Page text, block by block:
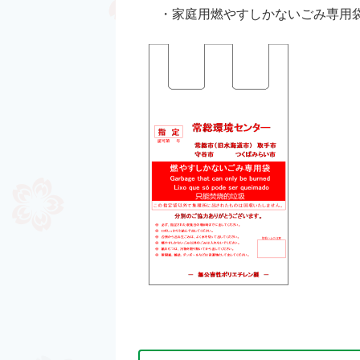
・家庭用燃やすしかないごみ専用